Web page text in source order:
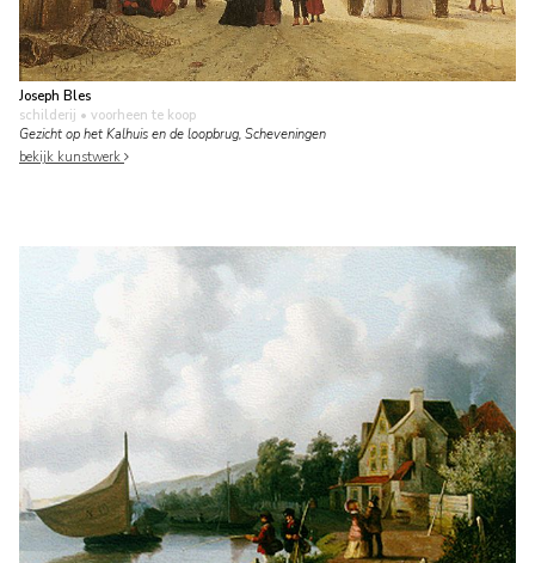
Joseph Bles
schilderij • voorheen te koop
Gezicht op het Kalhuis en de loopbrug, Scheveningen
bekijk kunstwerk